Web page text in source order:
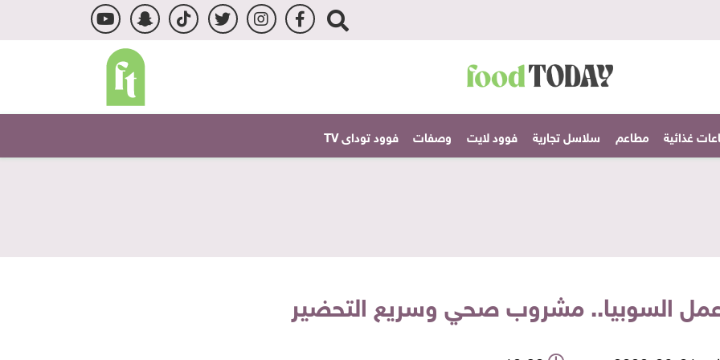
غذائية مطاعم سلاسل تجارية فوود لايت وصفات فوود توداى TV
السوبيا.. مشروب صحي وسريع التحضير